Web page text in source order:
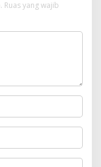
Ruas yang wajib